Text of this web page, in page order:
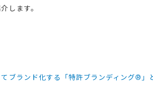
します。
ブランド化する「特許ブランディング®」